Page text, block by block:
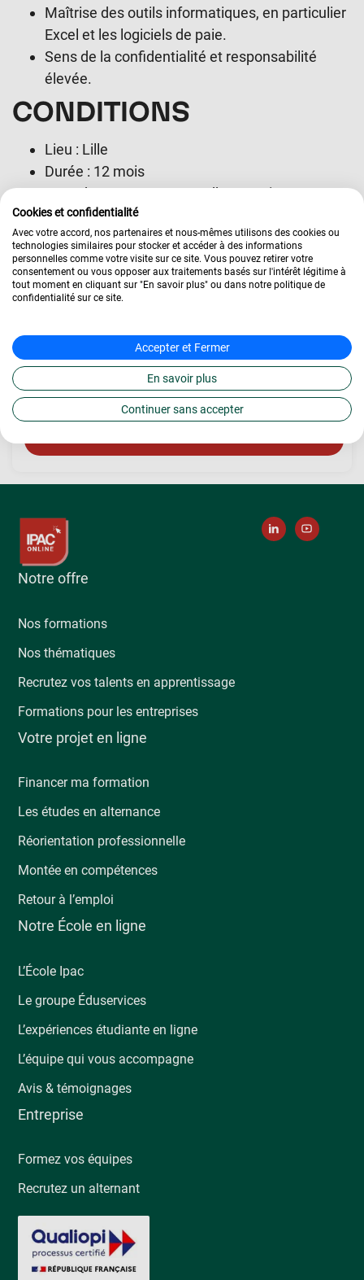
Maîtrise des outils informatiques, en particulier
Excel et les logiciels de paie.
Sens de la confidentialité et responsabilité
élevée.
CONDITIONS
Lieu : Lille
Durée : 12 mois
Type de contrat : Contrat d’apprentissage ou
contrat de professionnalisation
Je suis intéressé
Informations sur le post
Domaine :Bachelor Responsable Paie et
Localisation :Lille
Secteur :Gestion de la paie
Notre offre
Nos formations
Nos thématiques
Recrutez vos talents en apprentissage
Formations pour les entreprises
Votre projet en ligne
Financer ma formation
Les études en alternance
Réorientation professionnelle
Montée en compétences
Retour à l’emploi
Notre École en ligne
L’École Ipac
Le groupe Éduservices
L’expériences étudiante en ligne
L’équipe qui vous accompagne
Avis & témoignages
Entreprise
Formez vos équipes
Recrutez un alternant
Cookies et confidentialité
Avec votre accord, nos partenaires et nous-mêmes utilisons des cookies ou
technologies similaires pour stocker et accéder à des informations
personnelles comme votre visite sur ce site. Vous pouvez retirer votre
consentement ou vous opposer aux traitements basés sur l'intérêt légitime à
tout moment en cliquant sur "En savoir plus" ou dans notre politique de
confidentialité sur ce site.
Accepter et Fermer
En savoir plus
Continuer sans accepter